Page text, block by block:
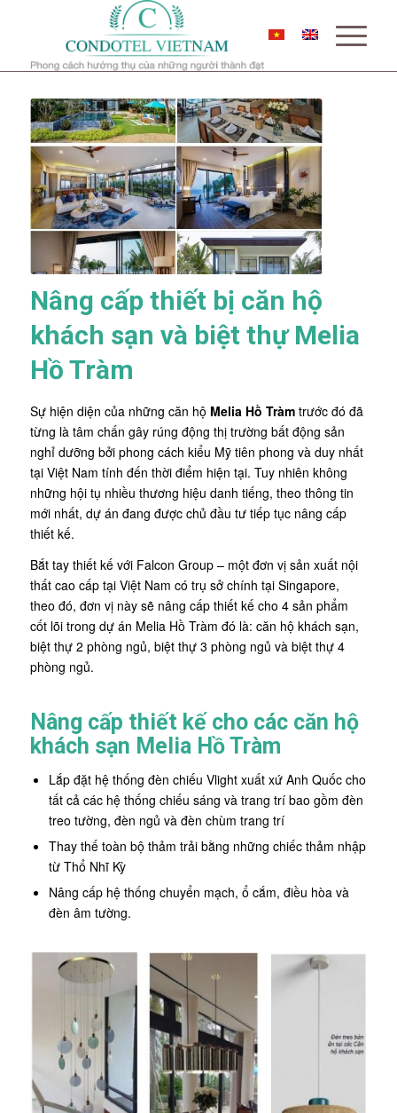
Nâng cấp thiết bị căn hộ
khách sạn và biệt thự Melia
Hồ Tràm
Sự hiện diện của những căn hộ Melia Hồ Tràmtrước đó đã
từng là tâm chấn gây rúng động thị trường bất động sản
nghỉ dưỡng bởi phong cách kiểu Mỹ tiên phong và duy nhất
tại Việt Nam tính đến thời điểm hiện tại. Tuy nhiên không
những hội tụ nhiều thương hiệu danh tiếng, theo thông tin
mới nhất, dự án đang được chủ đầu tư tiếp tục nâng cấp
thiết kế.
Bắt tay thiết kế với Falcon Group – một đơn vị sản xuất nội
thất cao cấp tại Việt Nam có trụ sở chính tại Singapore,
theo đó, đơn vị này sẽ nâng cấp thiết kế cho 4 sản phẩm
cốt lõi trong dự án Melia Hồ Tràm đó là: căn hộ khách sạn,
biệt thự 2 phòng ngủ, biệt thự 3 phòng ngủ và biệt thự 4
phòng ngủ.
Nâng cấp thiết kế cho các căn hộ
khách sạn Melia Hồ Tràm
Lắp đặt hệ thống đèn chiếu Vlight xuất xứ Anh Quốc cho
tất cả các hệ thống chiếu sáng và trang trí bao gồm đèn
treo tường, đèn ngủ và đèn chùm trang trí
Thay thế toàn bộ thảm trải bằng những chiếc thảm nhập
từ Thổ Nhĩ Kỳ
Nâng cấp hệ thống chuyển mạch, ổ cắm, điều hòa và
đèn âm tường.